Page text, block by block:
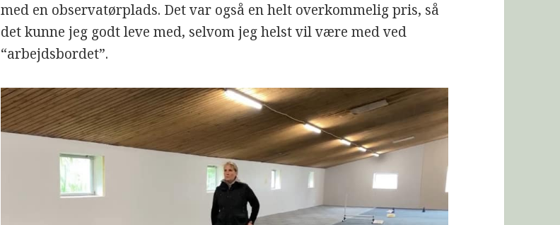
med en observatørplads. Det var også en helt overkommelig pris, så
det kunne jeg godt leve med, selvom jeg helst vil være med ved
“arbejdsbordet”.